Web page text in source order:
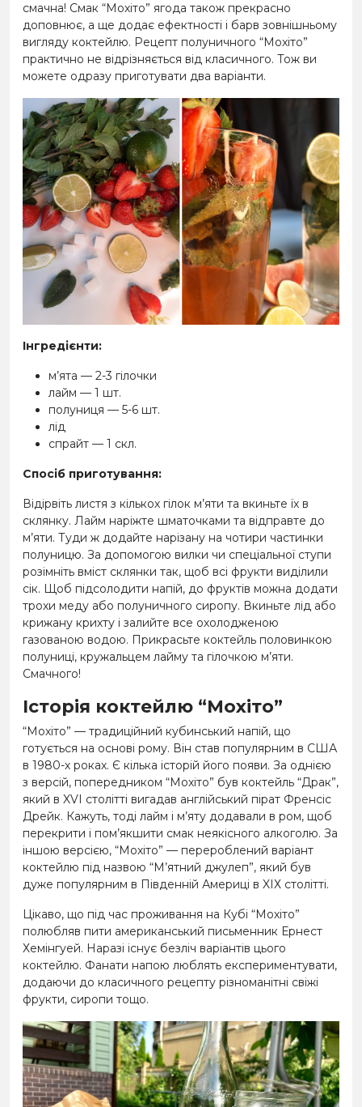
смачна! Смак “Мохіто” ягода також прекрасно
доповнює, а ще додає ефектності і барв зовнішньому
вигляду коктейлю. Рецепт полуничного “Мохіто”
практично не відрізняється від класичного. Тож ви
можете одразу приготувати два варіанти.
Інгредієнти:
м’ята — 2-3 гілочки
лайм — 1 шт.
полуниця — 5-6 шт.
лід
спрайт — 1 скл.
Спосіб приготування:
Відірвіть листя з кількох гілок м’яти та вкиньте їх в
склянку. Лайм наріжте шматочками та відправте до
м’яти. Туди ж додайте нарізану на чотири частинки
полуницю. За допомогою вилки чи спеціальної ступи
розімніть вміст склянки так, щоб всі фрукти виділили
сік. Щоб підсолодити напій, до фруктів можна додати
трохи меду або полуничного сиропу. Вкиньте лід або
крижану крихту і залийте все охолодженою
газованою водою. Прикрасьте коктейль половинкою
полуниці, кружальцем лайму та гілочкою м’яти.
Смачного!
Історія коктейлю “Мохіто”
“Мохіто” — традиційний кубинський напій, що
готується на основі рому. Він став популярним в США
в 1980-х роках. Є кілька історій його появи. За однією
з версій, попередником “Мохіто” був коктейль “Драк”,
який в XVI столітті вигадав англійський пірат Френсіс
Дрейк. Кажуть, тоді лайм і м’яту додавали в ром, щоб
перекрити і пом’якшити смак неякісного алкоголю. За
іншою версією, “Мохіто” — перероблений варіант
коктейлю під назвою “М’ятний джулеп”, який був
дуже популярним в Південній Америці в XІХ столітті.
Цікаво, що під час проживання на Кубі “Мохіто”
полюбляв пити американський письменник Ернест
Хемінгуей. Наразі існує безліч варіантів цього
коктейлю. Фанати напою люблять експериментувати,
додаючи до класичного рецепту різноманітні свіжі
фрукти, сиропи тощо.